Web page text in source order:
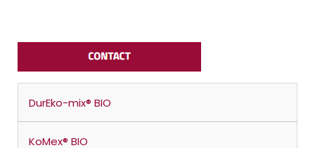
DurEko-mix® BIO
KoMex® BIO